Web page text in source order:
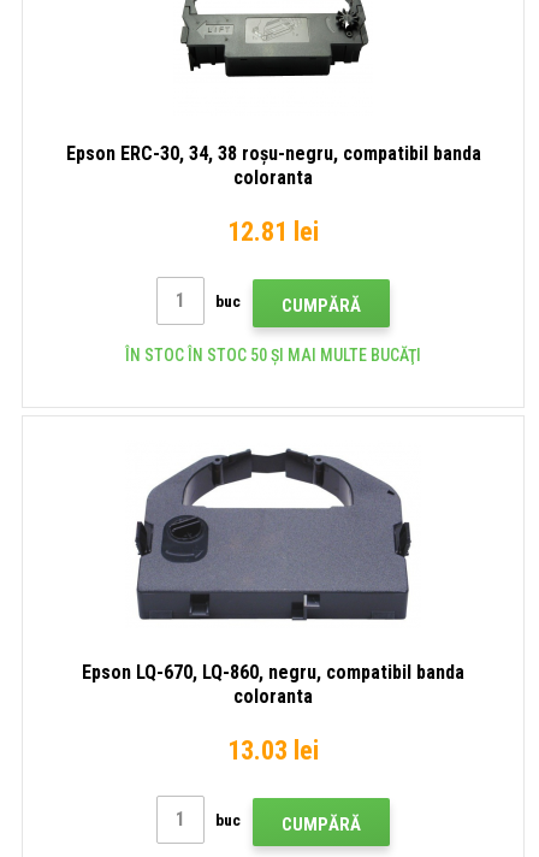
Epson ERC-30, 34, 38 roșu-negru, compatibil banda
coloranta
12.81 lei
buc CUMPĂRĂ
ÎN STOC ÎN STOC 50 ȘI MAI MULTE BUCĂŢI
Epson LQ-670, LQ-860, negru, compatibil banda
coloranta
13.03 lei
buc CUMPĂRĂ